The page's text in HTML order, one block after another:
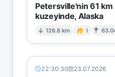
Petersville'nin 61 km
kuzeyinde, Alaska
126.8 km I
22:30:30 23.07.2026